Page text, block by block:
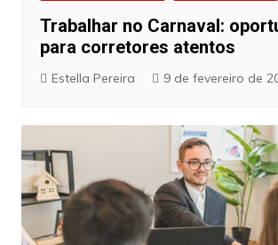
Trabalhar no Carnaval:
para corretores atentos
Estella Pereira 9 de fevereiro de